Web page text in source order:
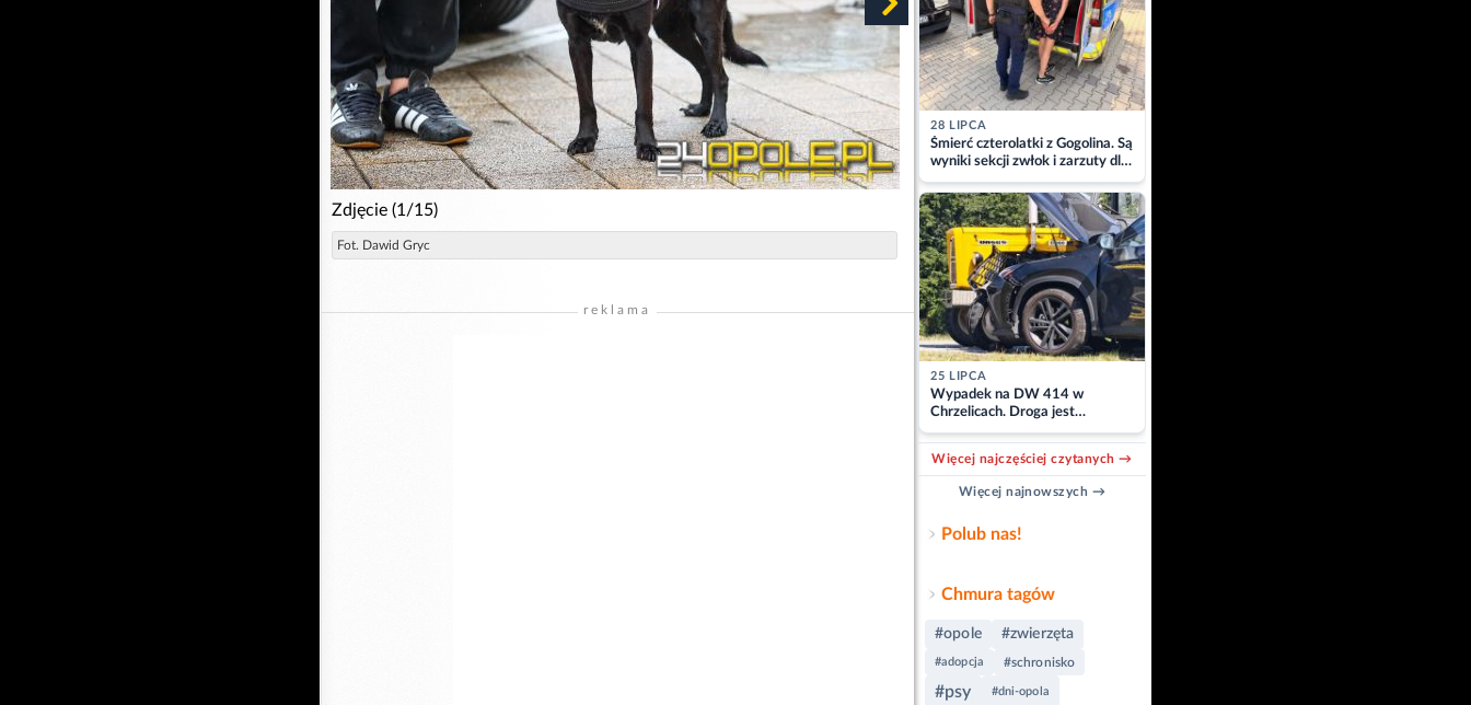
Zdjęcie (1/15)
Fot. Dawid Gryc
reklama
28 LIPCA
Śmierć czterolatki z Gogolina. Są
wyniki sekcji zwłok i zarzuty dla
matki
25 LIPCA
Wypadek na DW 414 w
Chrzelicach. Droga jest
zablokowana
Więcej najczęściej czytanych →
Więcej najnowszych →
Polub nas!
Chmura tagów
#opole #zwierzęta
#adopcja #schronisko
#psy #dni-opola